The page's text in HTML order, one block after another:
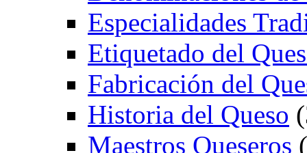
Especialidades
Etiquetado del
Fabricación del
Historia del Queso
Maestros Queseros